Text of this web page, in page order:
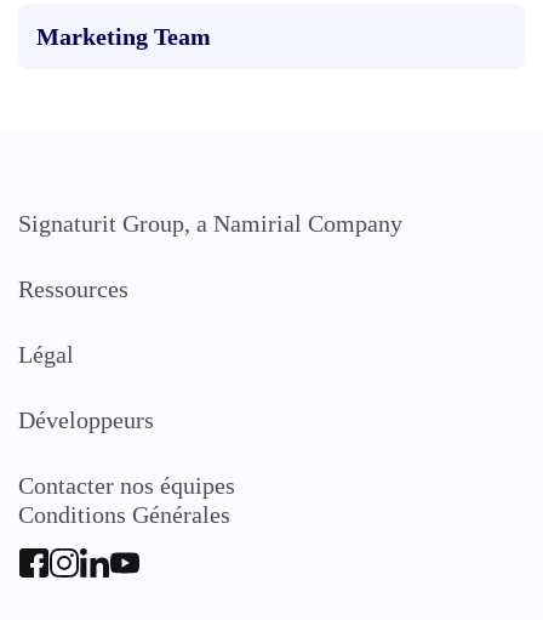
Marketing Team
Signaturit Group, a Namirial Company
Ressources
Légal
Développeurs
Contacter nos équipes
Conditions Générales